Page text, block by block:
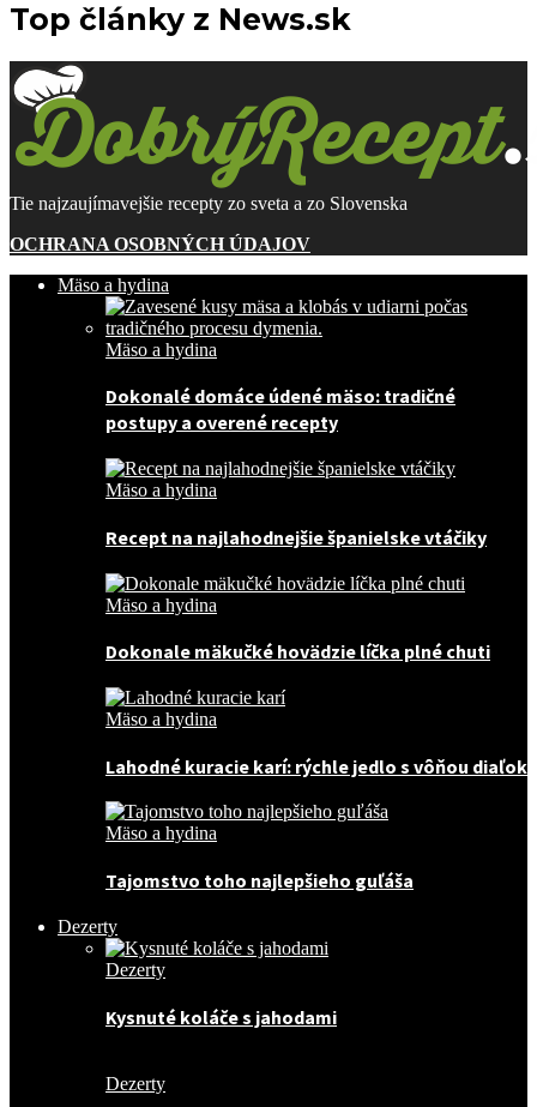
Top články z News.sk
Tie najzaujímavejšie recepty zo sveta a zo Slovenska
OCHRANA OSOBNÝCH ÚDAJOV
Mäso a hydina
Mäso a hydina
Dokonalé domáce údené mäso: tradičné
postupy a overené recepty
Mäso a hydina
Recept na najlahodnejšie španielske vtáčiky
Mäso a hydina
Dokonale mäkučké hovädzie líčka plné chuti
Mäso a hydina
Lahodné kuracie karí: rýchle jedlo s vôňou diaľok
Mäso a hydina
Tajomstvo toho najlepšieho guľáša
Dezerty
Dezerty
Kysnuté koláče s jahodami
Dezerty